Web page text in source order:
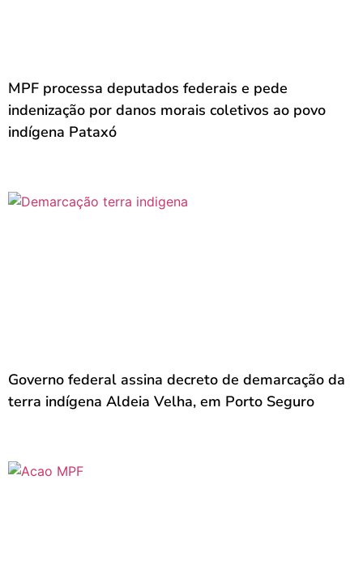
MPF processa deputados federais e pede
indenização por danos morais coletivos ao povo
indígena Pataxó
Governo federal assina decreto de demarcação da
terra indígena Aldeia Velha, em Porto Seguro